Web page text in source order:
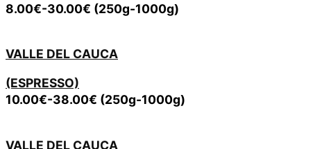
8.00€-30.00€ (250g-1000g)
VALLE DEL CAUCA
(ESPRESSO)
10.00€-38.00€ (250g-1000g)
VALLE DEL CAUCA